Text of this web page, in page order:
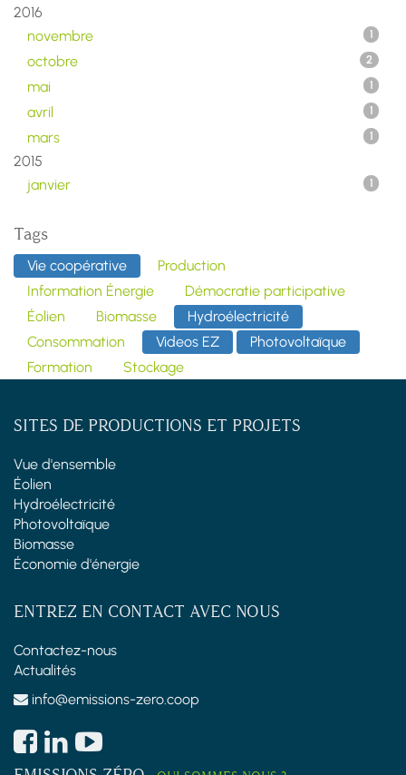
2016
novembre
1
octobre 2
mai 1
avril 1
mars 1
2015
janvier
1
Tags
Vie coopérative
Production
Information Énergie
Démocratie participative
Éolien
Biomasse
Hydroélectricité
Consommation
Videos EZ
Photovoltaïque
Formation
Stockage
SITES DE PRODUCTIONS ET PROJETS
Vue d'ensemble
Éolien
Hydroélectricité
Photovoltaïque
Biomasse
Économie d'énergie
ENTREZ EN CONTACT AVEC NOUS
Contactez-nous
Actualités
info@emissions-zero.coop